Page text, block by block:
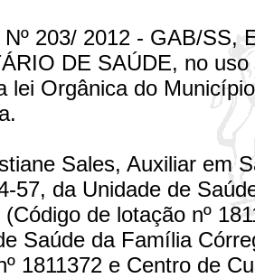
Nº 203/ 2012 - GAB/SS,
DE SAÚDE, no
lei Orgânica do
Sales, Auxiliar em
57, da Unidade de
de lotação nº
Saúde da Família
1811372 e Centro de